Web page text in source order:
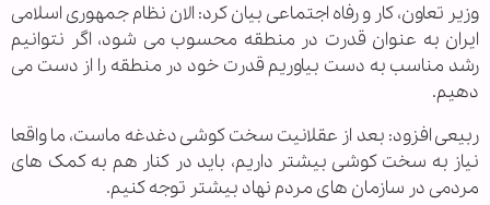
وزیر تعاون، کار و رفاه اجتماعی بیان کرد: الان نظام جمهوری اسلامی
ایران به عنوان قدرت در منطقه محسوب می شود، اگر نتوانیم
رشد مناسب به دست بیاوریم قدرت خود در منطقه را از دست می
دهیم.
ربیعی افزود: بعد از عقلانیت سخت کوشی دغدغه ماست، ما واقعا
نیاز به سخت کوشی بیشتر داریم، باید در کنار هم به کمک های
مردمی در سازمان های مردم نهاد بیشتر توجه کنیم.